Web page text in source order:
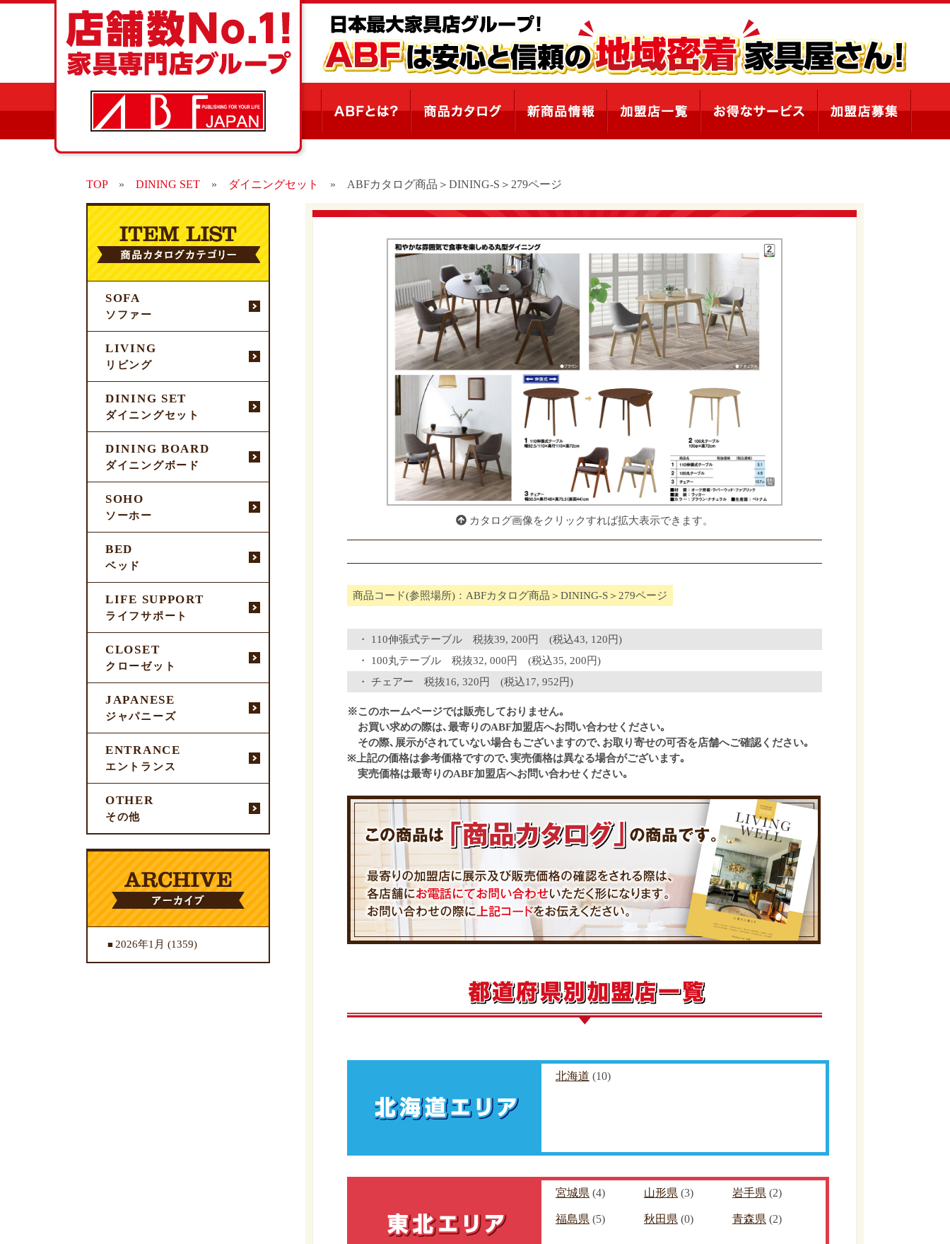
TOP» DINING SET » ダイニングセット » ABFカタログ商品＞DINING-S＞279ページ
SOFA
ソファー
LIVING
リビング
DINING SET
ダイニングセット
DINING BOARD
ダイニングボード
SOHO
ソーホー
BED
ベッド
LIFE SUPPORT
ライフサポート
CLOSET
クローゼット
JAPANESE
ジャパニーズ
ENTRANCE
エントランス
OTHER
その他
2026年1月 (1359)
カタログ画像をクリックすれば拡大表示できます。
商品コード(参照場所)：ABFカタログ商品＞DINING-S＞279ページ
110伸張式テーブル 税抜39, 200円 (税込43, 120円)
100丸テーブル 税抜32, 000円 (税込35, 200円)
チェアー 税抜16, 320円 (税込17, 952円)
※このホームページでは販売しておりません｡
お買い求めの際は､最寄りのABF加盟店へお問い合わせください｡
その際､展示がされていない場合もございますので､お取り寄せの可否を店舗へご確認ください｡
※上記の価格は参考価格ですので､実売価格は異なる場合がございます｡
実売価格は最寄りのABF加盟店へお問い合わせください｡
北海道 (10)
宮城県 (4) 山形県 (3) 岩手県 (2)
福島県 (5) 秋田県 (0) 青森県 (2)